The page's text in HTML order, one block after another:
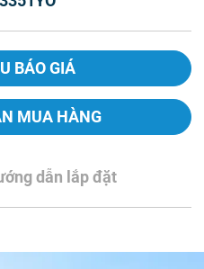
BÁO GIÁ
MUA HÀNG
dẫn lắp đặt